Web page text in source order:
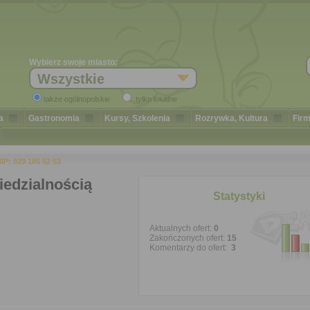
Wybierz swoje miasto:
Wszystkie
także ogólnopolskie tylko lokalne
Gastronomia Kursy, Szkolenia Rozrywka, Kultura
929 185 52 53
Statystyki
Aktualnych ofert: 0
Zakończonych ofert: 15
Komentarzy do ofert: 3